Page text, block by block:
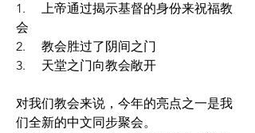
1.     上帝通过揭示基督的身份来祝福教
会
2.     教会胜过了阴间之门
3.     天堂之门向教会敞开
对我们教会来说，今年的亮点之一是我
们全新的中文同步聚会。